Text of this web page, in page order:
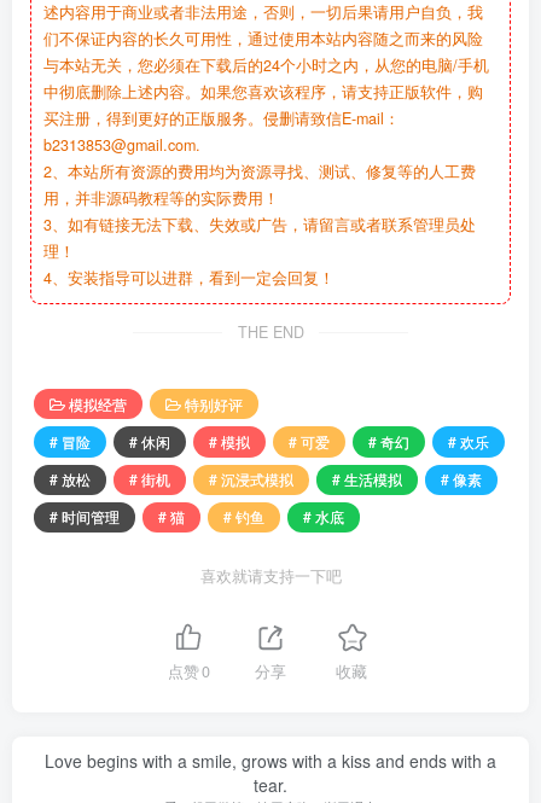
述内容用于商业或者非法用途，否则，一切后果请用户自负，我
们不保证内容的长久可用性，通过使用本站内容随之而来的风险
与本站无关，您必须在下载后的24个小时之内，从您的电脑/手机
中彻底删除上述内容。如果您喜欢该程序，请支持正版软件，购
买注册，得到更好的正版服务。侵删请致信E-mail：
b2313853@gmail.com.
2、本站所有资源的费用均为资源寻找、测试、修复等的人工费
用，并非源码教程等的实际费用！
3、如有链接无法下载、失效或广告，请留言或者联系管理员处
理！
4、安装指导可以进群，看到一定会回复！
THE END
模拟经营
特别好评
# 冒险
# 休闲 # 模拟 # 可爱 # 奇幻
# 欢乐
# 放松
# 街机 # 沉浸式模拟 # 生活模拟
# 像素
# 时间管理
# 猫 # 钓鱼 # 水底
喜欢就请支持一下吧
点赞0 分享 收藏
No matter what label is thrown your way, only you can define
your self.